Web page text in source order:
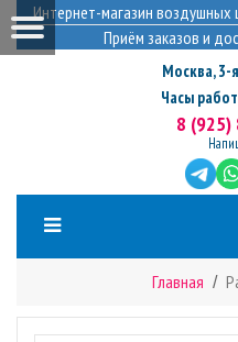
Интернет-магазин воздушных
Приём заказов и
Москва,3-
Часы
8
Главная